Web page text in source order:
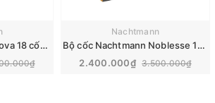
Bộ cốc Nachtmann Nova 18 cốc | 103000
Nachtmann
Bộ cốc Nachtmann Noblesse 18 cốc | 101764
2.400.000₫ 3.500.000₫